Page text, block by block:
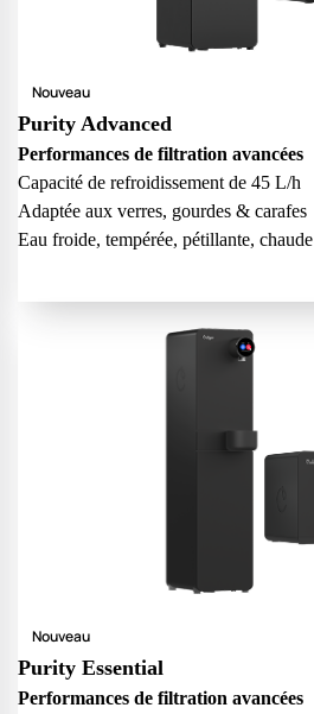
Nouveau
Purity Advanced
Performances de filtration avancées
Capacité de refroidissement de 45 L/h
Adaptée aux verres, gourdes & carafes
Eau froide, tempérée, pétillante, chaude
Nouveau
Purity Essential
Performances de filtration avancées